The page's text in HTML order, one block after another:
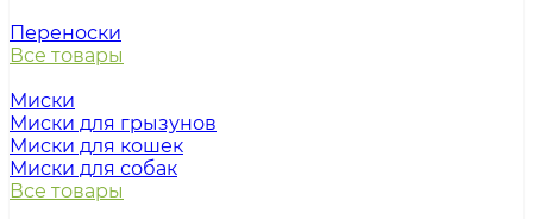
Переноски
Все товары
Миски
Миски для грызунов
Миски для кошек
Миски для собак
Все товары